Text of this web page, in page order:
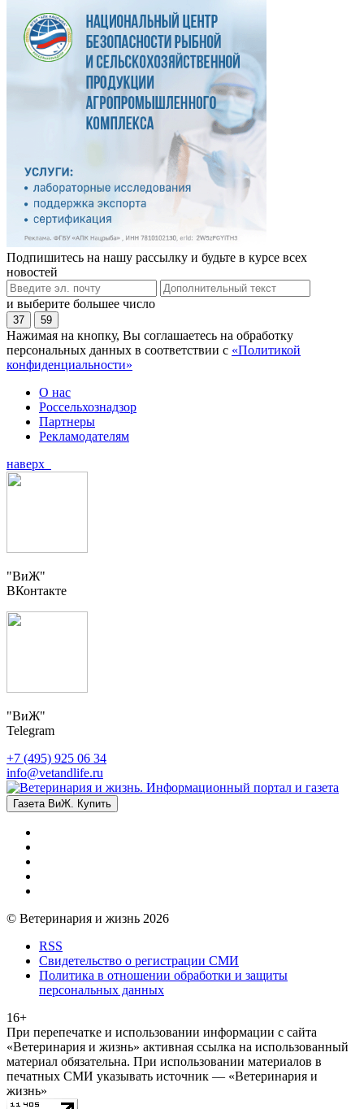
Подпишитесь на нашу рассылку и будьте в курсе всех
новостей
и выберите большее число
37 59
Нажимая на кнопку, Вы соглашаетесь на обработку
персональных данных в соответствии с «Политикой
конфиденциальности»
О нас
Россельхознадзор
Партнеры
Рекламодателям
наверх
"ВиЖ"
ВКонтакте
"ВиЖ"
Telegram
+7 (495) 925 06 34
info@vetandlife.ru
Газета ВиЖ. Купить
© Ветеринария и жизнь 2026
RSS
Свидетельство о регистрации СМИ
Политика в отношении обработки и защиты
персональных данных
16+
При перепечатке и использовании информации с сайта
«Ветеринария и жизнь» активная ссылка на использованный
материал обязательна. При использовании материалов в
печатных СМИ указывать источник — «Ветеринария и
жизнь»